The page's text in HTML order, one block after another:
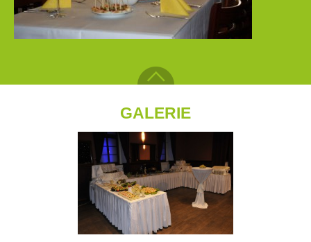
GALERIE